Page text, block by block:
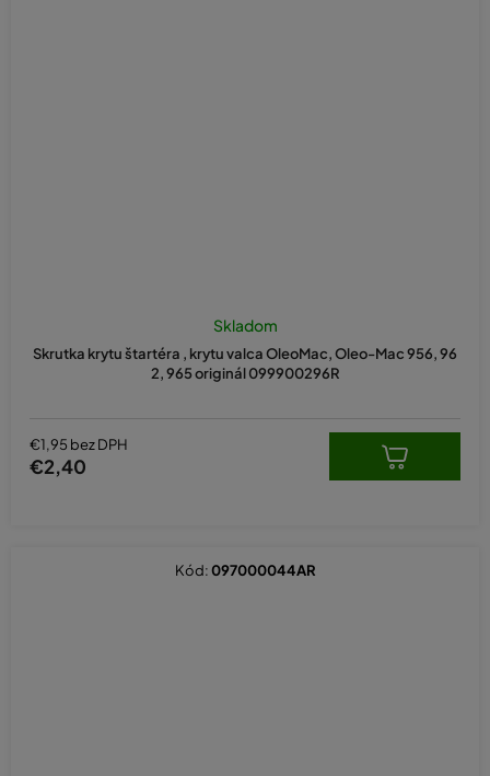
Skrutka krytu štartéra , krytu valca OleoMac, Oleo-Mac 956, 96
2, 965 originál 099900296R
Skladom
€1,95 bez DPH
€2,40
Kód:097000044AR